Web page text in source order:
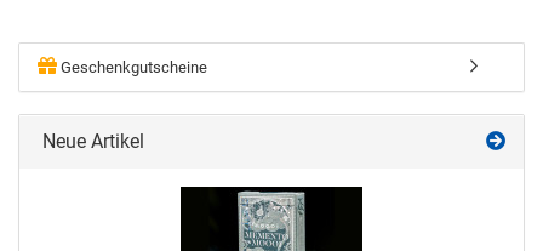
Geschenkgutscheine
Neue Artikel